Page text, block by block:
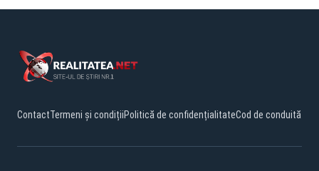
ContactTermeni și condițiiPolitică de confidențialitateCod de conduită